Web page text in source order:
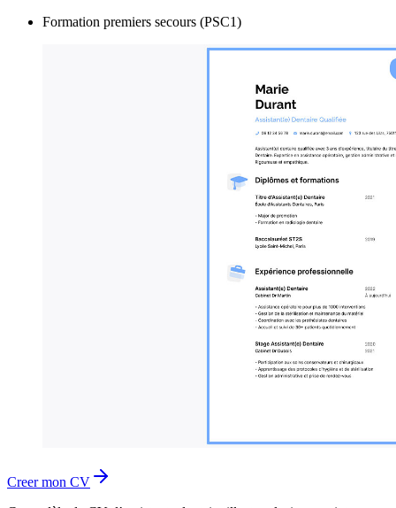
Formation premiers secours (PSC1)
Creer mon CV